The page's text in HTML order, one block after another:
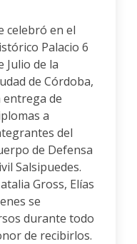
celebró en el
Palacio 6
Julio de la
de Córdoba,
entrega de
a
del
de Defensa
Salsipuedes.
Gross, Elías
se
durante todo
de recibirlos.